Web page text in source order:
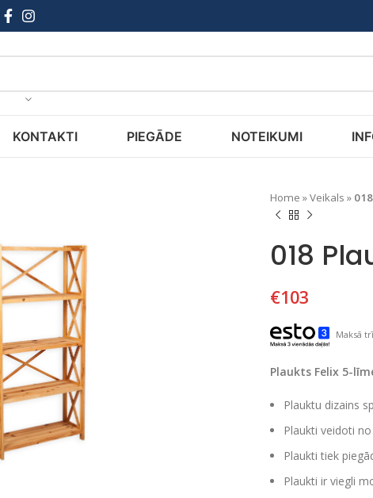
KONTAKTI PIEGĀDE NOTEIKUMI
Home »Veikals »
018
€103
Maksā
Plaukts Felix 5-
Plauktu dizains
Plaukti veidoti
Plaukti tiek
Plaukti ir viegli